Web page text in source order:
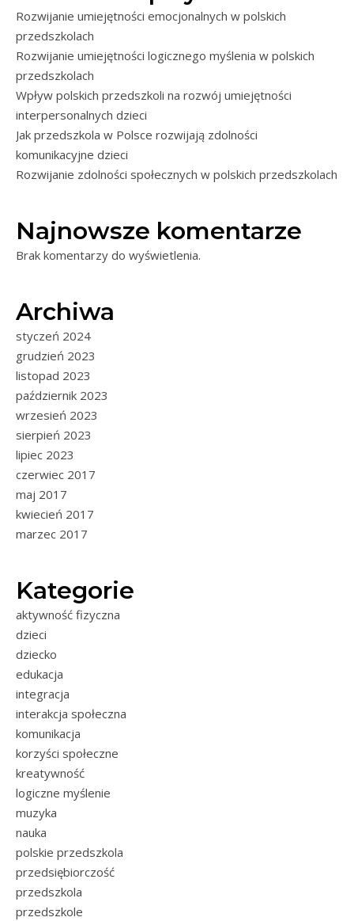
Rozwijanie umiejętności emocjonalnych w polskich
przedszkolach
Rozwijanie umiejętności logicznego myślenia w polskich
przedszkolach
Wpływ polskich przedszkoli na rozwój umiejętności
interpersonalnych dzieci
Jak przedszkola w Polsce rozwijają zdolności
komunikacyjne dzieci
Rozwijanie zdolności społecznych w polskich przedszkolach
Najnowsze komentarze
Brak komentarzy do wyświetlenia.
Archiwa
styczeń 2024
grudzień 2023
listopad 2023
październik 2023
wrzesień 2023
sierpień 2023
lipiec 2023
czerwiec 2017
maj 2017
kwiecień 2017
marzec 2017
Kategorie
aktywność fizyczna
dzieci
dziecko
edukacja
integracja
interakcja społeczna
komunikacja
korzyści społeczne
kreatywność
logiczne myślenie
muzyka
nauka
polskie przedszkola
przedsiębiorczość
przedszkola
przedszkole